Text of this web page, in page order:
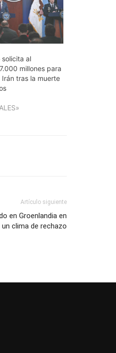
solicita al
millones para
tras la muerte
Artículo siguiente
en Groenlandia en
clima de rechazo